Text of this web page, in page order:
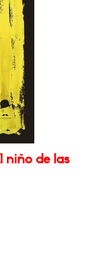
niño de las